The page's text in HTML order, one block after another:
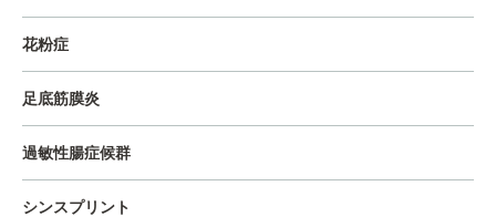
花粉症
足底筋膜炎
過敏性腸症候群
シンスプリント